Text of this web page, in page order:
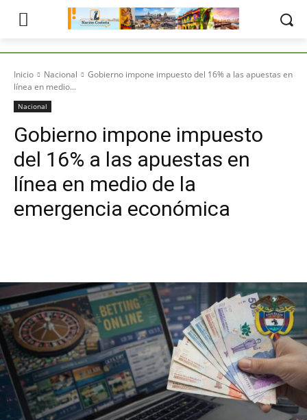
Inicio Nacional
Gobierno impone impuesto del 16% a las apuestas en
línea en medio...
Nacional
Gobierno impone impuesto
del 16% a las apuestas en
línea en medio de la
emergencia económica